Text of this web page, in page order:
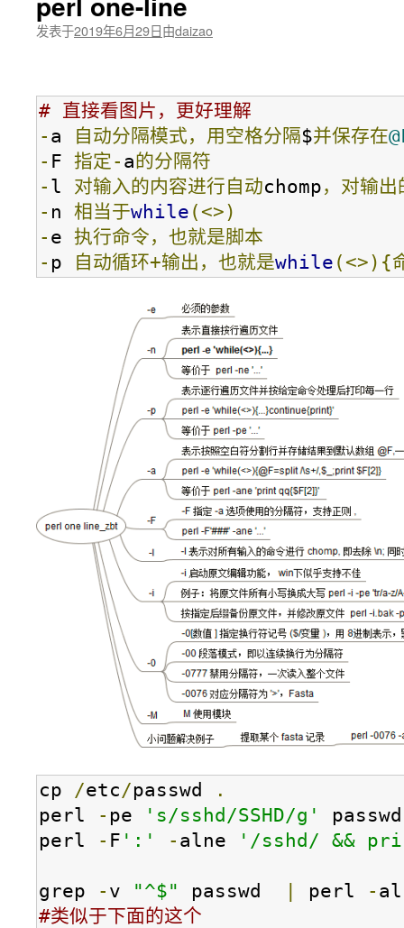
发表于2019年6月29日由daizao
# 直接看图片，更好理解
- a 自动分隔模式，用空格分隔$并保存在
- F 指定- a的分隔符
- l 对输入的内容进行自动chomp，对输
- n 相当于while (<>)
- e 执行命令，也就是脚本
- p 自动循环+输出，也就是while (<>){
cp /etc/passwd
.
perl
- pe 's/sshd/SSHD/g'
passwd
perl
- F ':' - alne '/sshd/ &&
grep - v "^$" passwd perl -
#类似于下面的这个